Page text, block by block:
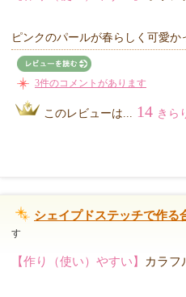
ピンクのパールが春らしく可愛
3件のコメントがあります
このレビューは... 14 きら
シェイプドステッチで作る
す
【作り（使い）やすい】 カラフ